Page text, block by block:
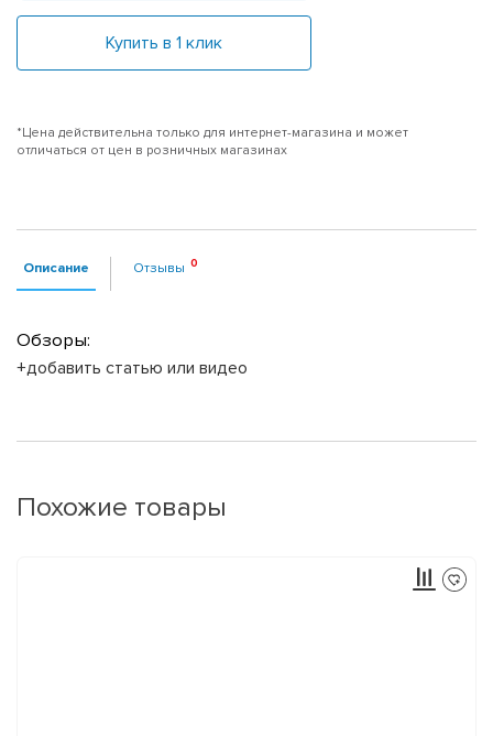
Купить в 1 клик
*Цена действительна только для интернет-магазина и может
отличаться от цен в розничных магазинах
Описание Отзывы
Обзоры:
+добавить статью или видео
Похожие товары